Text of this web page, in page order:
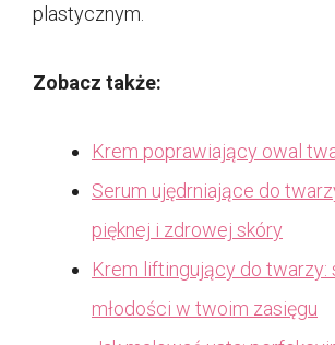
plastycznym.
Zobacz także:
Krem poprawiający owal
Serum ujędrniające do
pięknej i zdrowej skóry
Krem liftingujący do twarzy:
młodości w twoim zasięgu